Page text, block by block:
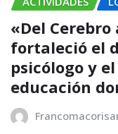
«Del
fortaleció el
psicólogo y
educación